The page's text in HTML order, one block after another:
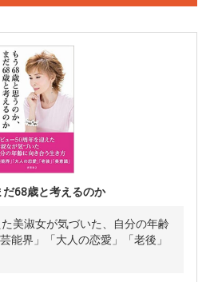
68歳と考えるのか
美淑女が気づいた、自分の年齢
能界」「大人の恋愛」「老後」